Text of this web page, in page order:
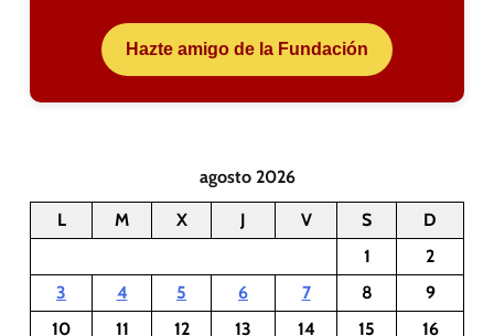
Hazte amigo de la Fundación
agosto 2026
L M X J V S
D
1
2
3
4 5 6 7 8
9
10
11 12 13 14 15
16